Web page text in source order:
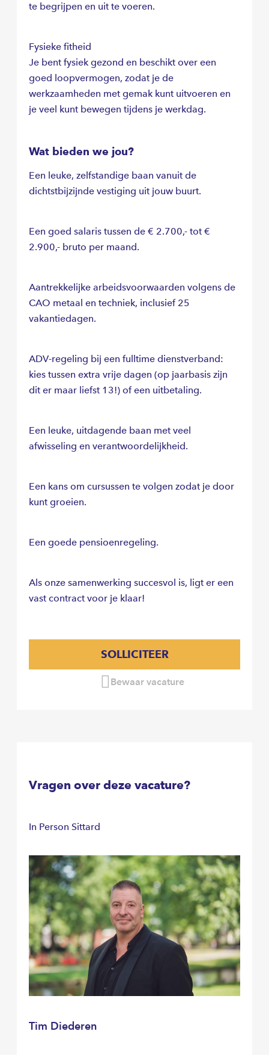
te begrijpen en uit te voeren.
Fysieke fitheid
Je bent fysiek gezond en beschikt over een
goed loopvermogen, zodat je de
werkzaamheden met gemak kunt uitvoeren en
je veel kunt bewegen tijdens je werkdag.
Wat bieden we jou?
Een leuke, zelfstandige baan vanuit de
dichtstbijzijnde vestiging uit jouw buurt.
Een goed salaris tussen de € 2.700,- tot €
2.900,- bruto per maand.
Aantrekkelijke arbeidsvoorwaarden volgens de
CAO metaal en techniek, inclusief 25
vakantiedagen.
ADV-regeling bij een fulltime dienstverband:
kies tussen extra vrije dagen (op jaarbasis zijn
dit er maar liefst 13!) of een uitbetaling.
Een leuke, uitdagende baan met veel
afwisseling en verantwoordelijkheid.
Een kans om cursussen te volgen zodat je door
kunt groeien.
Een goede pensioenregeling.
Als onze samenwerking succesvol is, ligt er een
vast contract voor je klaar!
SOLLICITEER
Bewaar vacature
Vragen over deze vacature?
In Person Sittard
Tim Diederen